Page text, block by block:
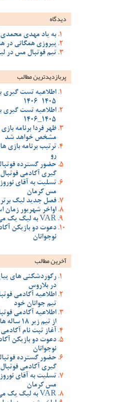
دیدگاه
به یاد مهدی محمدی
پیروزی همگانی در
تیم فوتبال مس در لیگ برتر 87_1386،
پربازدیدترین‌ مطالب
اطلاعیه تست گیری
1405-1406
اطلاعیه تست گیری
1405_1406
ظهر فردا برنامه
مشخص خواهد شد
ترتیب برنامه
رو
حضور گسترده
گیری آکادمی
تسلیت به آقای
مس کرمان
فصل جدید لیگ برتر
اواخر شهریور
VAR به لیگ یک می آید؟!
دعوت دو بازیکن
نوجوانان
آخرین مطالب
رکوردشکنی های
در بلاروس
اطلاعیه آکادمی
تیم جوانان خود
اطلاعیه آکادمی
از تیم زیر 18 ساله های خود
آغاز ثبت نام
دعوت دو بازیکن
نوجوانان
حضور گسترده
گیری آکادمی
تسلیت به آقای
مس کرمان
VAR به لیگ یک می آید؟!